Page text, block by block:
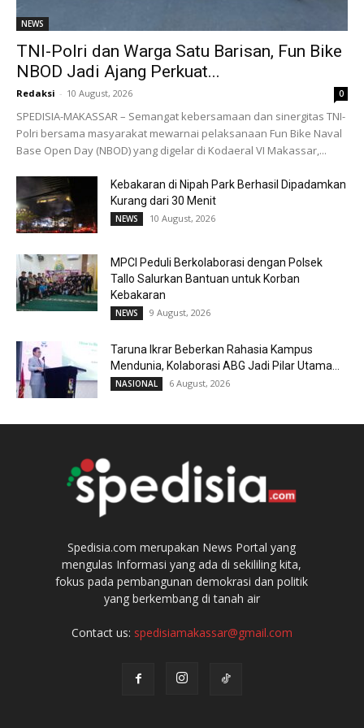
NEWS
TNI-Polri dan Warga Satu Barisan, Fun Bike
NBOD Jadi Ajang Perkuat...
Redaksi - 10 August, 2026 0
SPEDISIA-MAKASSAR – Semangat kebersamaan dan sinergitas TNI-
Polri bersama masyarakat mewarnai pelaksanaan Fun Bike Naval
Base Open Day (NBOD) yang digelar di Kodaeral VI Makassar,...
Kebakaran di Nipah Park Berhasil Dipadamkan
Kurang dari 30 Menit
NEWS 10 August, 2026
MPCI Peduli Berkolaborasi dengan Polsek
Tallo Salurkan Bantuan untuk Korban
Kebakaran
NEWS 9 August, 2026
Taruna Ikrar Beberkan Rahasia Kampus
Mendunia, Kolaborasi ABG Jadi Pilar Utama...
NASIONAL 6 August, 2026
Spedisia.com merupakan News Portal yang
mengulas Informasi yang ada di sekililing kita,
fokus pada pembangunan demokrasi dan politik
yang berkembang di tanah air
Contact us: spedisiamakassar@gmail.com